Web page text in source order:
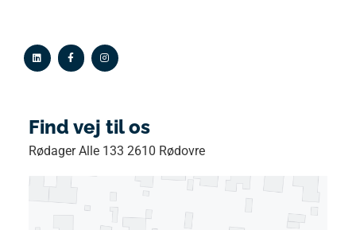
Find vej til os
Rødager Alle 133 2610 Rødovre